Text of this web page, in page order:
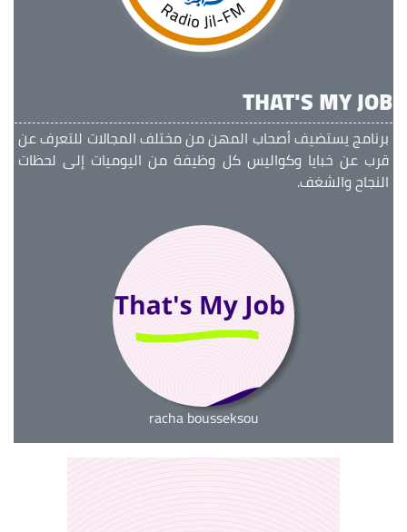
THAT'S MY JOB
برنامج يستضيف أصحاب المهن من مختلف المجالات للتعرف عن
قرب عن خبايا وكواليس كل وظيفة من اليوميات إلى لحظات
النجاح والشغف.
racha bousseksou